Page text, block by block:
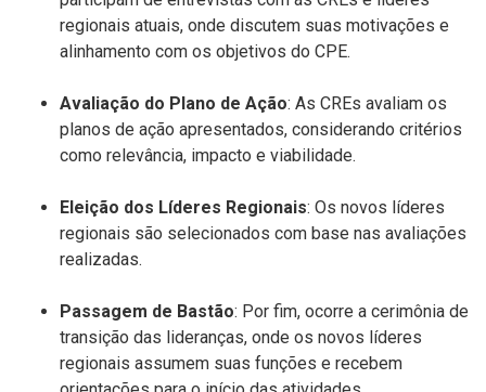
regionais atuais, onde discutem suas motivações e
alinhamento com os objetivos do CPE.
Avaliação do Plano de Ação: As CREs avaliam os
planos de ação apresentados, considerando critérios
como relevância, impacto e viabilidade.
Eleição dos Líderes Regionais: Os novos líderes
regionais são selecionados com base nas avaliações
realizadas.
Passagem de Bastão: Por fim, ocorre a cerimônia de
transição das lideranças, onde os novos líderes
regionais assumem suas funções e recebem